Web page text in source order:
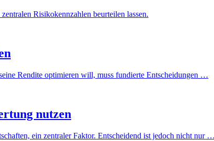
Risikokennzahlen beurteilen lassen.
Rendite optimieren will, muss fundierte Entscheidungen …
nutzen
ein zentraler Faktor. Entscheidend ist jedoch nicht nur …